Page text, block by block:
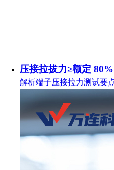
压接拉拔力≥额定
解析端子压接拉力测试要